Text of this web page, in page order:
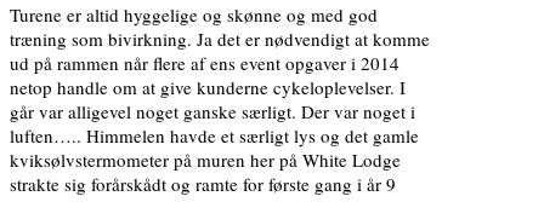
Turene er altid hyggelige og skønne og med god
træning som bivirkning. Ja det er nødvendigt at komme
ud på rammen når flere af ens event opgaver i 2014
netop handle om at give kunderne cykeloplevelser. I
går var alligevel noget ganske særligt. Der var noget i
luften….. Himmelen havde et særligt lys og det gamle
kviksølvstermometer på muren her på White Lodge
strakte sig forårskådt og ramte for første gang i år 9